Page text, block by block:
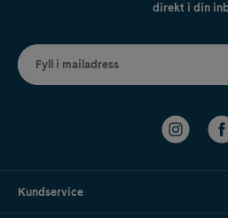
direkt i din
Fyll i mailadress
Kundservice